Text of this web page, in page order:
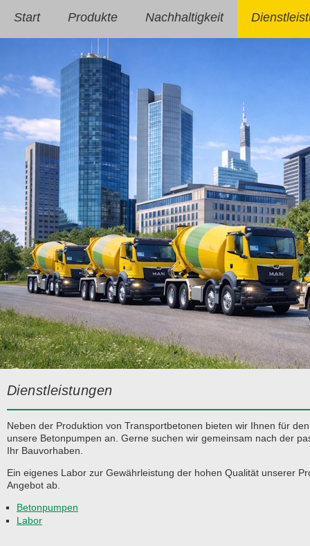
Start Produkte Nachhaltigkeit
Dienstleistungen
Neben der Produktion von Transportbetonen bieten wir Ihnen für
unsere Betonpumpen an. Gerne suchen wir gemeinsam nach der
Ihr Bauvorhaben.
Ein eigenes Labor zur Gewährleistung der hohen Qualität unserer
Angebot ab.
Betonpumpen
Labor